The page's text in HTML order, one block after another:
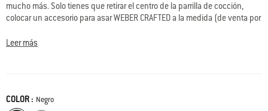
mucho más. Solo tienes que retirar el centro de la parrilla de cocción,
colocar un accesorio para asar WEBER CRAFTED a la medida (de venta por
aplastadas, cortes sellados a la perfección, postres horneados y otras
una multitud con facilidad y cocina varios alimentos a la vez en la amplia
Leer más
Color
COLOR : Negro